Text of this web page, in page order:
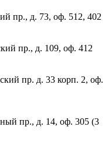
пр., д. 73, оф. 512, 402
пр., д. 109, оф. 412
пр. д. 33 корп. 2, оф.
пр., д. 14, оф. 305 (3